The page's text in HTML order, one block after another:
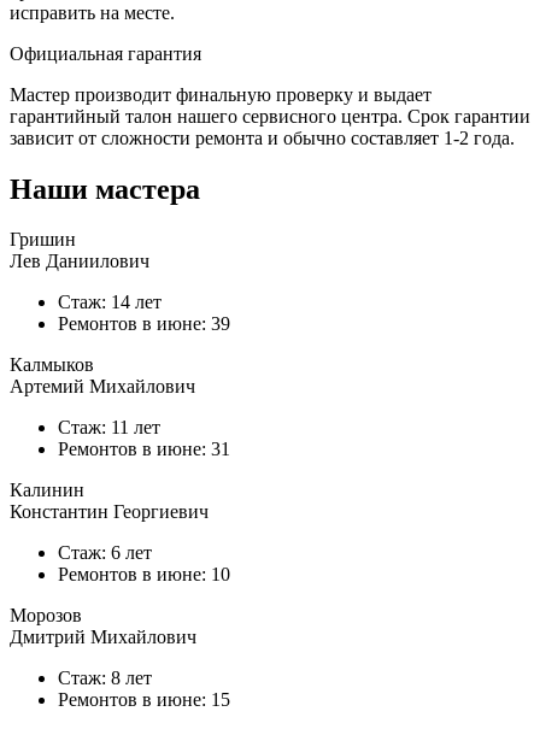
исправить на месте.
Официальная гарантия
Мастер производит финальную проверку и выдает
гарантийный талон нашего сервисного центра. Срок гарантии
зависит от сложности ремонта и обычно составляет 1-2 года.
Наши мастера
Гришин
Лев Даниилович
Стаж: 14 лет
Ремонтов в июне: 39
Калмыков
Артемий Михайлович
Стаж: 11 лет
Ремонтов в июне: 31
Калинин
Константин Георгиевич
Стаж: 6 лет
Ремонтов в июне: 10
Морозов
Дмитрий Михайлович
Стаж: 8 лет
Ремонтов в июне: 15